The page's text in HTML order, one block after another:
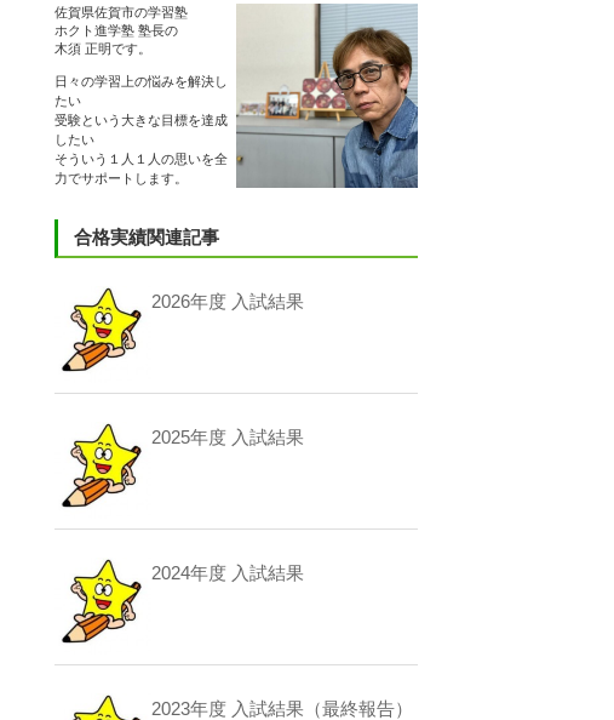
佐賀県佐賀市の学習塾
ホクト進学塾 塾長の
木須 正明です。
日々の学習上の悩みを解決し
たい
受験という大きな目標を達成
したい
そういう１人１人の思いを全
力でサポートします。
合格実績関連記事
2026年度 入試結果
2025年度 入試結果
2024年度 入試結果
2023年度 入試結果（最終報告）